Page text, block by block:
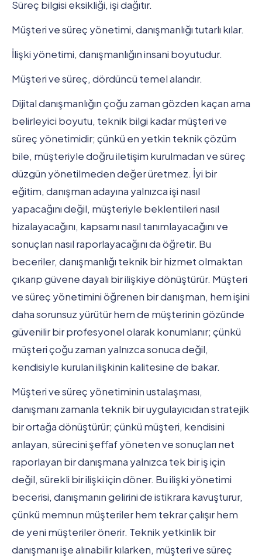
Süreç bilgisi eksikliği, işi dağıtır.
Müşteri ve süreç yönetimi, danışmanlığı tutarlı kılar.
İlişki yönetimi, danışmanlığın insani boyutudur.
Müşteri ve süreç, dördüncü temel alandır.
Dijital danışmanlığın çoğu zaman gözden kaçan ama
belirleyici boyutu, teknik bilgi kadar müşteri ve
süreç yönetimidir; çünkü en yetkin teknik çözüm
bile, müşteriyle doğru iletişim kurulmadan ve süreç
düzgün yönetilmeden değer üretmez. İyi bir
eğitim, danışman adayına yalnızca işi nasıl
yapacağını değil, müşteriyle beklentileri nasıl
hizalayacağını, kapsamı nasıl tanımlayacağını ve
sonuçları nasıl raporlayacağını da öğretir. Bu
beceriler, danışmanlığı teknik bir hizmet olmaktan
çıkarıp güvene dayalı bir ilişkiye dönüştürür. Müşteri
ve süreç yönetimini öğrenen bir danışman, hem işini
daha sorunsuz yürütür hem de müşterinin gözünde
güvenilir bir profesyonel olarak konumlanır; çünkü
müşteri çoğu zaman yalnızca sonuca değil,
kendisiyle kurulan ilişkinin kalitesine de bakar.
Müşteri ve süreç yönetiminin ustalaşması,
danışmanı zamanla teknik bir uygulayıcıdan stratejik
bir ortağa dönüştürür; çünkü müşteri, kendisini
anlayan, sürecini şeffaf yöneten ve sonuçları net
raporlayan bir danışmana yalnızca tek bir iş için
değil, sürekli bir ilişki için döner. Bu ilişki yönetimi
becerisi, danışmanın gelirini de istikrara kavuşturur,
çünkü memnun müşteriler hem tekrar çalışır hem
de yeni müşteriler önerir. Teknik yetkinlik bir
danışmanı işe alınabilir kılarken, müşteri ve süreç